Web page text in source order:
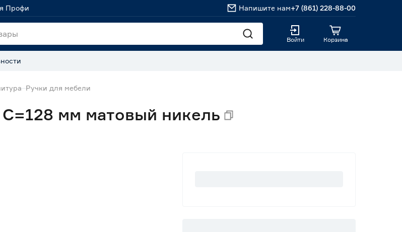
Профи Напишите нам+7 (861) 228-88-00
Войти Корзина
Ручки для мебели
мм матовый никель